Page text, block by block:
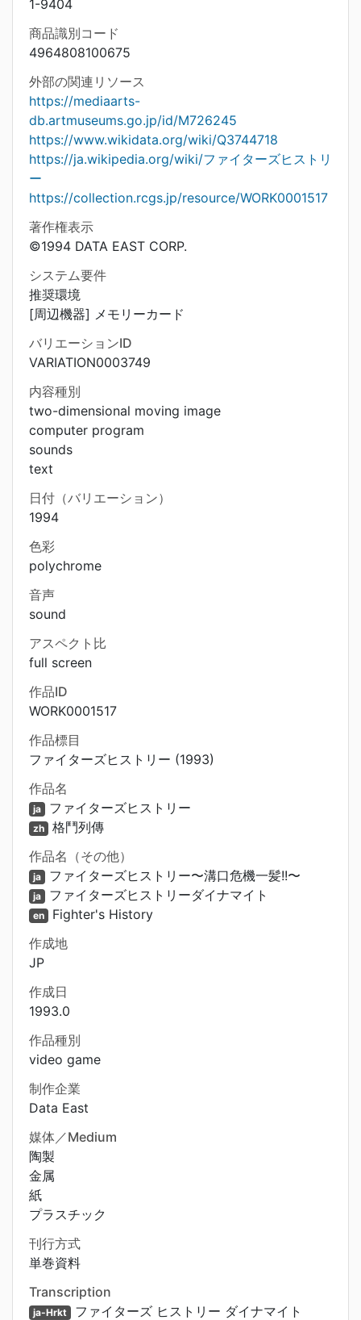
1-9404
商品識別コード
4964808100675
外部の関連リソース
https://mediaarts-
db.artmuseums.go.jp/id/M726245
https://www.wikidata.org/wiki/Q3744718
https://ja.wikipedia.org/wiki/ファイターズヒストリ
ー
https://collection.rcgs.jp/resource/WORK0001517
著作権表示
©1994 DATA EAST CORP.
システム要件
推奨環境
[周辺機器] メモリーカード
バリエーションID
VARIATION0003749
内容種別
two-dimensional moving image
computer program
sounds
text
日付（バリエーション）
1994
色彩
polychrome
音声
sound
アスペクト比
full screen
作品ID
WORK0001517
作品標目
ファイターズヒストリー (1993)
作品名
ja ファイターズヒストリー
zh 格鬥列傳
作品名（その他）
ja ファイターズヒストリー〜溝口危機一髪!!〜
ja ファイターズヒストリーダイナマイト
en Fighter's History
作成地
JP
作成日
1993.0
作品種別
video game
制作企業
Data East
媒体／Medium
陶製
金属
紙
プラスチック
刊行方式
単巻資料
Transcription
ja-Hrkt ファイターズ ヒストリー ダイナマイト